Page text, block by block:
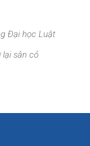
Đại học Luật
lại sân cỏ